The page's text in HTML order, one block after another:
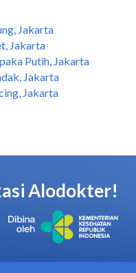
Jakarta
Jakarta
Putih, Jakarta
Jakarta
Jakarta